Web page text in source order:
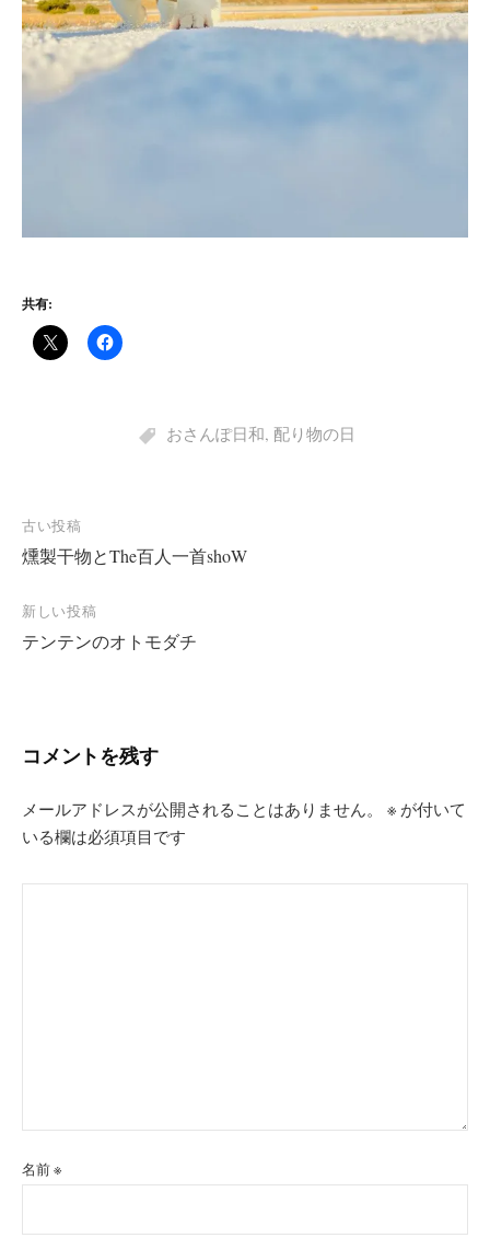
共有:
おさんぽ日和, 配り物の日
投
稿
ナ
ビ
ゲ
ョ
古い投稿
燻製干物とThe百人一首shoW
新しい投稿
テンテンのオトモダチ
コメントを残す
メールアドレスが公開されることはありません。 ※ が付いて
いる欄は必須項目です
名前※